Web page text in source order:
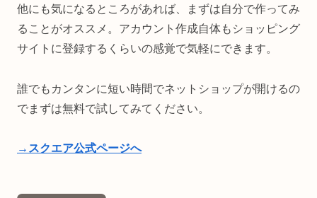
他にも気になるところがあれば、まずは自分で作ってみ
ることがオススメ。アカウント作成自体もショッピング
サイトに登録するくらいの感覚で気軽にできます。
誰でもカンタンに短い時間でネットショップが開けるの
でまずは無料で試してみてください。
→スクエア公式ページへ